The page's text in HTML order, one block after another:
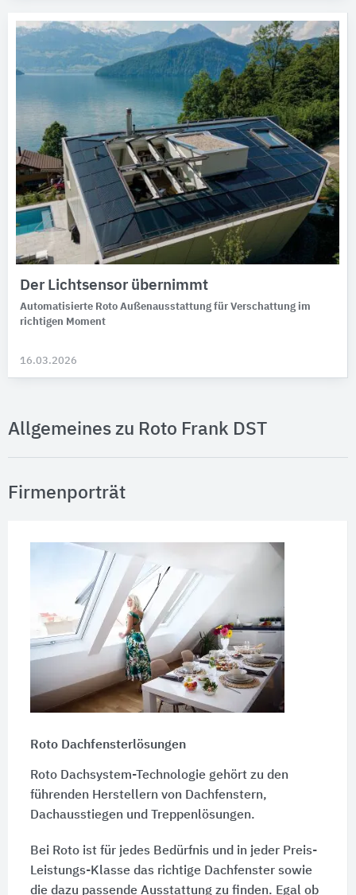
Der Lichtsensor übernimmt
Automatisierte Roto Außenausstattung für Verschattung im
richtigen Moment
16.03.2026
Allgemeines zu Roto Frank DST
Firmenporträt
Roto Dachfensterlösungen
Roto Dachsystem-Technologie gehört zu den
führenden Herstellern von Dachfenstern,
Dachausstiegen und Treppenlösungen.
Bei Roto ist für jedes Bedürfnis und in jeder Preis-
Leistungs-Klasse das richtige Dachfenster sowie
die dazu passende Ausstattung zu finden. Egal ob